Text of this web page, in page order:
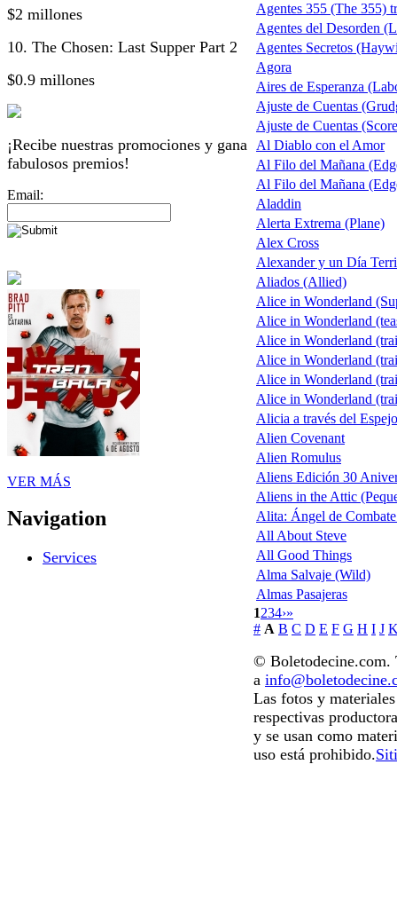
$2 millones
10. The Chosen: Last Supper Part 2
$0.9 millones
¡Recibe nuestras promociones y gana
fabulosos premios!
Email:
VER MÁS
Navigation
Services
Agentes 355 (The 355)
Agentes del Desorden
Agentes Secretos
Agora
Aires de Esperanza
Ajuste de Cuentas
Ajuste de Cuentas
Al Diablo con el Amor
Al Filo del Mañana
Al Filo del Mañana
Aladdin
Alerta Extrema (Plane)
Alex Cross
Alexander y un Día
Aliados (Allied)
Alice in Wonderland
Alice in Wonderland
Alice in Wonderland
Alice in Wonderland
Alice in Wonderland
Alice in Wonderland
Alicia a través del
Alien Covenant
Alien Romulus
Aliens Edición 30
Aliens in the Attic
Alita: Ángel de
All About Steve
All Good Things
Alma Salvaje (Wild)
Almas Pasajeras
1234›»
# A B C D E F G H I J
© Boletodecine.com.
a
Las fotos y
respectivas
y se usan como
uso está prohibido.